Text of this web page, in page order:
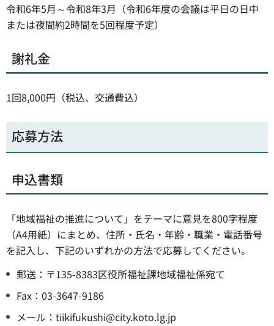
令和6年5月～令和8年3月（令和6年度の会議は平日の日中
または夜間約2時間を5回程度予定）
謝礼金
1回8,000円（税込、交通費込）
応募方法
申込書類
「地域福祉の推進について」をテーマに意見を800字程度
（A4用紙）にまとめ、住所・氏名・年齢・職業・電話番号
を記入し、下記のいずれかの方法で応募してください。
郵送：〒135-8383区役所福祉課地域福祉係宛て
Fax：03-3647-9186
メール：tiikifukushi@city.koto.lg.jp